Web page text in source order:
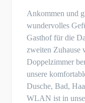
Ankommen und
wundervolles
Gasthof für die
zweiten Zuhause
Doppelzimmer
unsere
Dusche, Bad,
WLAN ist in